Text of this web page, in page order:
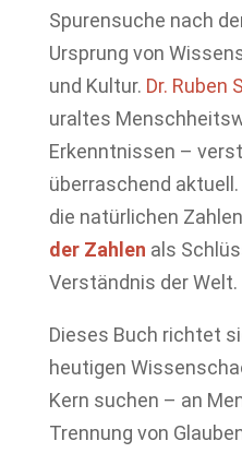
Spurensuche nach
Ursprung von
und Kultur. Dr. Ruben
uraltes
Erkenntnissen –
überraschend
die natürlichen
der Zahlen als
Verständnis der Welt.
Dieses Buch richtet
heutigen
Kern suchen – an
Trennung von